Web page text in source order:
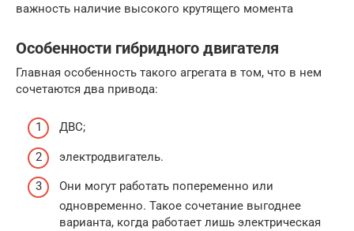
важность наличие высокого крутящего момента
Особенности гибридного двигателя
Главная особенность такого агрегата в том, что в нем
сочетаются два привода:
ДВС;
электродвигатель.
Они могут работать попеременно или
одновременно. Такое сочетание выгоднее
варианта, когда работает лишь электрическая